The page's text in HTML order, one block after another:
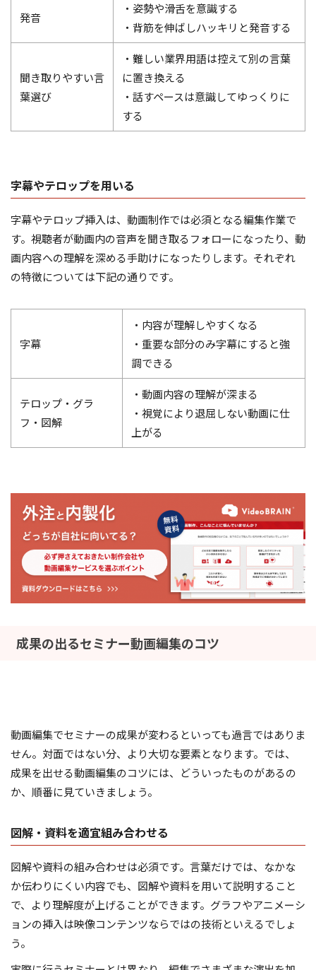
発音
・姿勢や滑舌を意識する
・背筋を伸ばしハッキリと発音する
聞き取りやすい言
葉選び
・難しい業界用語は控えて別の言葉
に置き換える
・話すペースは意識してゆっくりに
する
字幕やテロップを用いる
字幕やテロップ挿入は、動画制作では必須となる編集作業で
す。視聴者が動画内の音声を聞き取るフォローになったり、動
画内容への理解を深める手助けになったりします。それぞれ
の特徴については下記の通りです。
字幕
・内容が理解しやすくなる
・重要な部分のみ字幕にすると強
調できる
テロップ・グラ
フ・図解
・動画内容の理解が深まる
・視覚により退屈しない動画に仕
上がる
成果の出るセミナー動画編集のコツ
動画編集でセミナーの成果が変わるといっても過言ではありま
せん。対面ではない分、より大切な要素となります。では、
成果を出せる動画編集のコツには、どういったものがあるの
か、順番に見ていきましょう。
図解・資料を適宜組み合わせる
図解や資料の組み合わせは必須です。言葉だけでは、なかな
か伝わりにくい内容でも、図解や資料を用いて説明すること
で、より理解度が上げることができます。グラフやアニメーシ
ョンの挿入は映像コンテンツならではの技術といえるでしょ
う。